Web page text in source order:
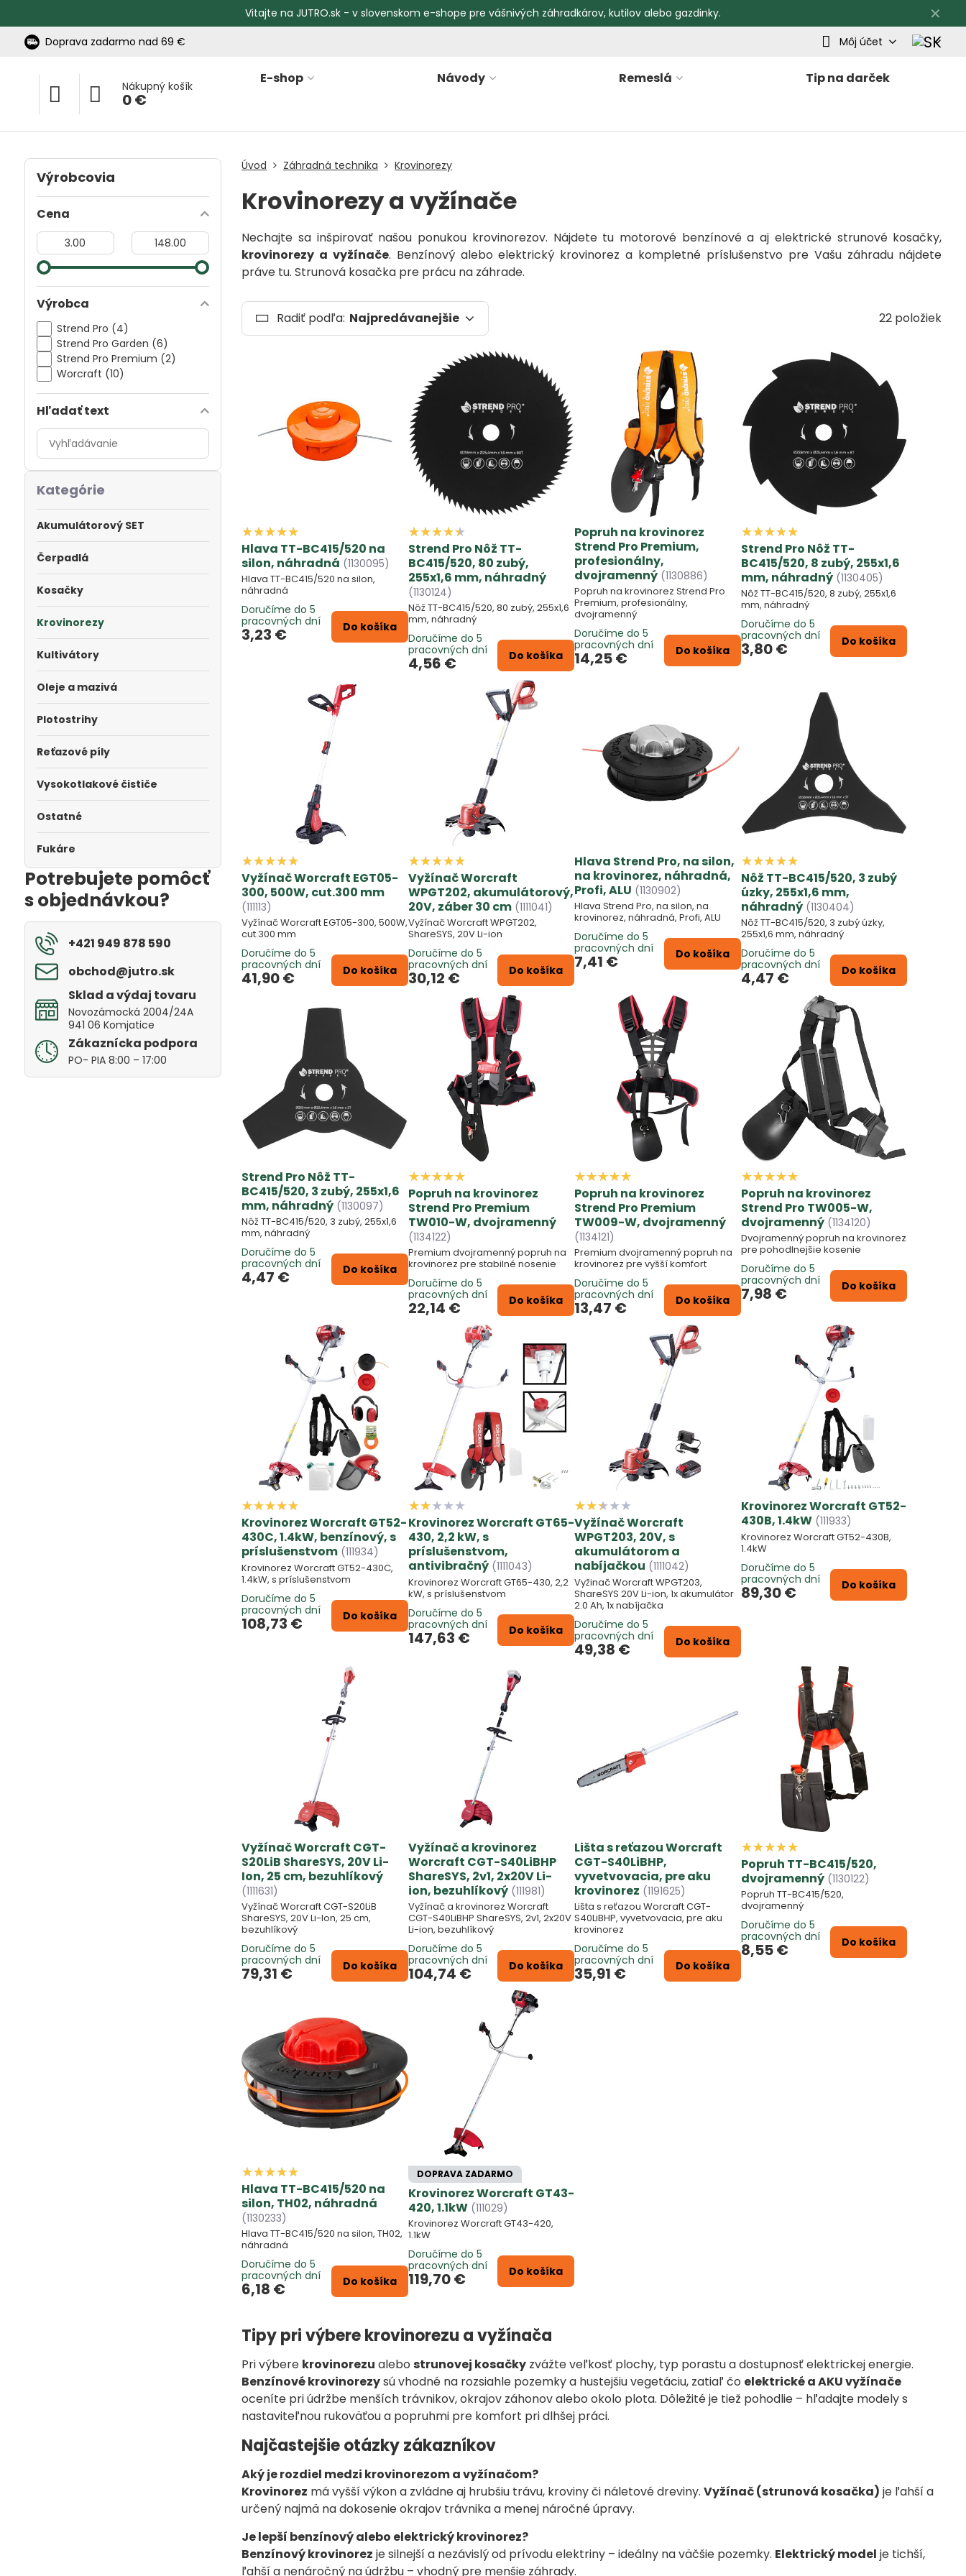
✕
Vitajte na JUTRO.sk - v slovenskom e-shope pre vášnivých záhradkárov, kutilov alebo gazdinky.
Doprava zadarmo nad 69 €
Môj účet
Nákupný košík
0 €
E-shop Návody Remeslá Tip na darček
Úvod Záhradná technika Krovinorezy
Krovinorezy a vyžínače
Nechajte sa inšpirovať našou ponukou krovinorezov. Nájdete tu motorové benzínové a aj elektrické strunové kosačky,
krovinorezy a vyžínače. Benzínový alebo elektrický krovinorez a kompletné príslušenstvo pre Vašu záhradu nájdete
práve tu. Strunová kosačka pre prácu na záhrade.
Radiť podľa: Najpredávanejšie 22 položiek
Hlava TT-BC415/520 na
silon, náhradná (1130095)
Hlava TT-BC415/520 na silon,
náhradná
Doručíme do 5
pracovných dní
3,23 € Do košíka
Strend Pro Nôž TT-
BC415/520, 80 zubý,
255x1,6 mm, náhradný
(1130124)
Nôž TT-BC415/520, 80 zubý, 255x1,6
mm, náhradný
Doručíme do 5
pracovných dní
4,56 € Do košíka
Popruh na krovinorez
Strend Pro Premium,
profesionálny,
dvojramenný (1130886)
Popruh na krovinorez Strend Pro
Premium, profesionálny,
dvojramenný
Doručíme do 5
pracovných dní
14,25 € Do košíka
Strend Pro Nôž TT-
BC415/520, 8 zubý, 255x1,6
mm, náhradný (1130405)
Nôž TT-BC415/520, 8 zubý, 255x1,6
mm, náhradný
Doručíme do 5
pracovných dní
3,80 € Do košíka
Vyžínač Worcraft EGT05-
300, 500W, cut.300 mm
(111113)
Vyžínač Worcraft EGT05-300, 500W,
cut.300 mm
Doručíme do 5
pracovných dní
41,90 € Do košíka
Vyžínač Worcraft
WPGT202, akumulátorový,
20V, záber 30 cm (1111041)
Vyžínač Worcraft WPGT202,
ShareSYS, 20V Li-ion
Doručíme do 5
pracovných dní
30,12 € Do košíka
Hlava Strend Pro, na silon,
na krovinorez, náhradná,
Profi, ALU (1130902)
Hlava Strend Pro, na silon, na
krovinorez, náhradná, Profi, ALU
Doručíme do 5
pracovných dní
7,41 € Do košíka
Nôž TT-BC415/520, 3 zubý
úzky, 255x1,6 mm,
náhradný (1130404)
Nôž TT-BC415/520, 3 zubý úzky,
255x1,6 mm, náhradný
Doručíme do 5
pracovných dní
4,47 € Do košíka
Strend Pro Nôž TT-
BC415/520, 3 zubý, 255x1,6
mm, náhradný (1130097)
Nôž TT-BC415/520, 3 zubý, 255x1,6
mm, náhradný
Doručíme do 5
pracovných dní
4,47 € Do košíka
Popruh na krovinorez
Strend Pro Premium
TW010-W, dvojramenný
(1134122)
Premium dvojramenný popruh na
krovinorez pre stabilné nosenie
Doručíme do 5
pracovných dní
22,14 € Do košíka
Popruh na krovinorez
Strend Pro Premium
TW009-W, dvojramenný
(1134121)
Premium dvojramenný popruh na
krovinorez pre vyšší komfort
Doručíme do 5
pracovných dní
13,47 € Do košíka
Popruh na krovinorez
Strend Pro TW005-W,
dvojramenný (1134120)
Dvojramenný popruh na krovinorez
pre pohodlnejšie kosenie
Doručíme do 5
pracovných dní
7,98 € Do košíka
Krovinorez Worcraft GT52-
430C, 1.4kW, benzínový, s
príslušenstvom (111934)
Krovinorez Worcraft GT52-430C,
1.4kW, s príslušenstvom
Doručíme do 5
pracovných dní
108,73 € Do košíka
Krovinorez Worcraft GT65-
430, 2,2 kW, s
príslušenstvom,
antivibračný (1111043)
Krovinorez Worcraft GT65-430, 2,2
kW, s príslušenstvom
Doručíme do 5
pracovných dní
147,63 € Do košíka
Vyžínač Worcraft
WPGT203, 20V, s
akumulátorom a
nabíjačkou (1111042)
Vyžinač Worcraft WPGT203,
ShareSYS 20V Li-ion, 1x akumulátor
2.0 Ah, 1x nabíjačka
Doručíme do 5
pracovných dní
49,38 € Do košíka
Krovinorez Worcraft GT52-
430B, 1.4kW (111933)
Krovinorez Worcraft GT52-430B,
1.4kW
Doručíme do 5
pracovných dní
89,30 € Do košíka
Vyžínač Worcraft CGT-
S20LiB ShareSYS, 20V Li-
Ion, 25 cm, bezuhlíkový
(1111631)
Vyžínač Worcraft CGT-S20LiB
ShareSYS, 20V Li-Ion, 25 cm,
bezuhlíkový
Doručíme do 5
pracovných dní
79,31 € Do košíka
Vyžínač a krovinorez
Worcraft CGT-S40LiBHP
ShareSYS, 2v1, 2x20V Li-
ion, bezuhlíkový (111981)
Vyžínač a krovinorez Worcraft
CGT-S40LiBHP ShareSYS, 2v1, 2x20V
Li-ion, bezuhlíkový
Doručíme do 5
pracovných dní
104,74 € Do košíka
Lišta s reťazou Worcraft
CGT-S40LiBHP,
vyvetvovacia, pre aku
krovinorez (1191625)
Lišta s reťazou Worcraft CGT-
S40LiBHP, vyvetvovacia, pre aku
krovinorez
Doručíme do 5
pracovných dní
35,91 € Do košíka
Popruh TT-BC415/520,
dvojramenný (1130122)
Popruh TT-BC415/520,
dvojramenný
Doručíme do 5
pracovných dní
8,55 € Do košíka
Hlava TT-BC415/520 na
silon, TH02, náhradná
(1130233)
Hlava TT-BC415/520 na silon, TH02,
náhradná
Doručíme do 5
pracovných dní
6,18 € Do košíka
DOPRAVA ZADARMO
Krovinorez Worcraft GT43-
420, 1.1kW (111029)
Krovinorez Worcraft GT43-420,
1.1kW
Doručíme do 5
pracovných dní
119,70 € Do košíka
Tipy pri výbere krovinorezu a vyžínača
Pri výbere krovinorezu alebostrunovej kosačky zvážte veľkosť plochy, typ porastu a dostupnosť elektrickej energie.
Benzínové krovinorezysú vhodné na rozsiahle pozemky a hustejšiu vegetáciu, zatiaľ čo elektrické a AKU vyžínače
oceníte pri údržbe menších trávnikov, okrajov záhonov alebo okolo plota. Dôležité je tiež pohodlie – hľadajte modely s
nastaviteľnou rukoväťou a popruhmi pre komfort pri dlhšej práci.
Najčastejšie otázky zákazníkov
Aký je rozdiel medzi krovinorezom a vyžínačom?
Krovinorez má vyšší výkon a zvládne aj hrubšiu trávu, kroviny či náletové dreviny.Vyžínač (strunová kosačka) je ľahší a
určený najmä na dokosenie okrajov trávnika a menej náročné úpravy.
Je lepší benzínový alebo elektrický krovinorez?
Benzínový krovinorez je silnejší a nezávislý od prívodu elektriny – ideálny na väčšie pozemky. Elektrický model je tichší,
ľahší a nenáročný na údržbu – vhodný pre menšie záhrady.
Výrobcovia
Cena
Od:
Do:
Výrobca
Strend Pro (4)
Strend Pro Garden (6)
Strend Pro Premium (2)
Worcraft (10)
Hľadať text
Prehľadať
výsledky
filtra
fulltextom
Potrebujete pomôcť
s objednávkou?
+421 949 878 590
obchod​@jutro​.sk
Sklad a výdaj tovaru
Novozámocká 2004/24A
941 06 Komjatice
Zákaznícka podpora
PO- PIA 8:00 – 17:00
Kategórie
Akumulátorový SET
Čerpadlá
Kosačky
Krovinorezy
Kultivátory
Oleje a mazivá
Plotostrihy
Reťazové píly
Vysokotlakové čističe
Ostatné
Fukáre